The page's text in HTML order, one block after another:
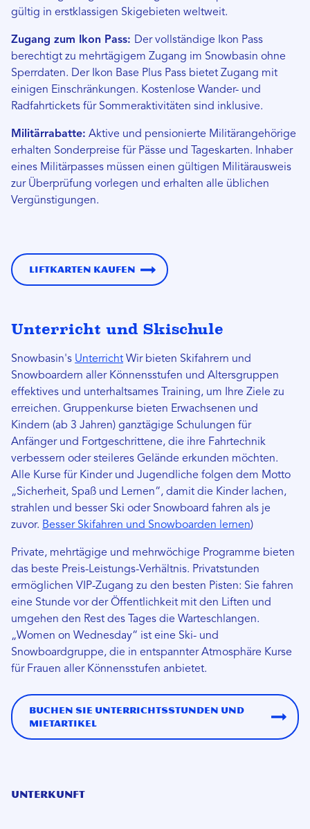
gültig in erstklassigen Skigebieten weltweit.
Zugang zum Ikon Pass: Der vollständige Ikon Pass
berechtigt zu mehrtägigem Zugang im Snowbasin ohne
Sperrdaten. Der Ikon Base Plus Pass bietet Zugang mit
einigen Einschränkungen. Kostenlose Wander- und
Radfahrtickets für Sommeraktivitäten sind inklusive.
Militärrabatte: Aktive und pensionierte Militärangehörige
erhalten Sonderpreise für Pässe und Tageskarten. Inhaber
eines Militärpasses müssen einen gültigen Militärausweis
zur Überprüfung vorlegen und erhalten alle üblichen
Vergünstigungen.
Liftkarten kaufen
Unterricht und Skischule
Snowbasin's Unterricht Wir bieten Skifahrern und
Snowboardern aller Könnensstufen und Altersgruppen
effektives und unterhaltsames Training, um Ihre Ziele zu
erreichen. Gruppenkurse bieten Erwachsenen und
Kindern (ab 3 Jahren) ganztägige Schulungen für
Anfänger und Fortgeschrittene, die ihre Fahrtechnik
verbessern oder steileres Gelände erkunden möchten.
Alle Kurse für Kinder und Jugendliche folgen dem Motto
„Sicherheit, Spaß und Lernen“, damit die Kinder lachen,
strahlen und besser Ski oder Snowboard fahren als je
zuvor. Besser Skifahren und Snowboarden lernen)
Private, mehrtägige und mehrwöchige Programme bieten
das beste Preis-Leistungs-Verhältnis. Privatstunden
ermöglichen VIP-Zugang zu den besten Pisten: Sie fahren
eine Stunde vor der Öffentlichkeit mit den Liften und
umgehen den Rest des Tages die Warteschlangen.
„Women on Wednesday“ ist eine Ski- und
Snowboardgruppe, die in entspannter Atmosphäre Kurse
für Frauen aller Könnensstufen anbietet.
Buchen Sie Unterrichtsstunden und
Mietartikel
Unterkunft